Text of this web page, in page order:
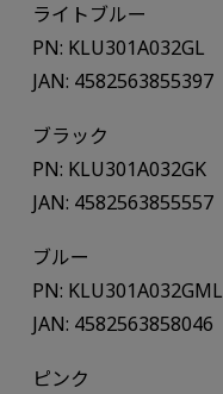
ライトブルー
PN: KLU301A032GL
JAN: 4582563855397
ブラック
PN: KLU301A032GK
JAN: 4582563855557
ブルー
PN: KLU301A032GML
JAN: 4582563858046
ピンク